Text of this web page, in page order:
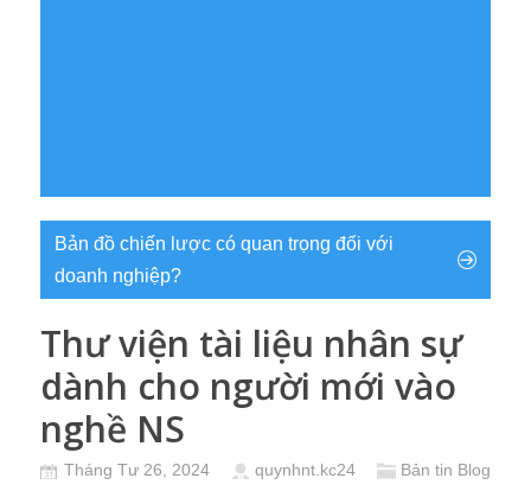
Bản đồ chiến lược có quan trọng đối với
doanh nghiệp?
Thư viện tài liệu nhân sự
dành cho người mới vào
nghề NS
Tháng Tư 26, 2024 quynhnt.kc24
Bản tin Blog